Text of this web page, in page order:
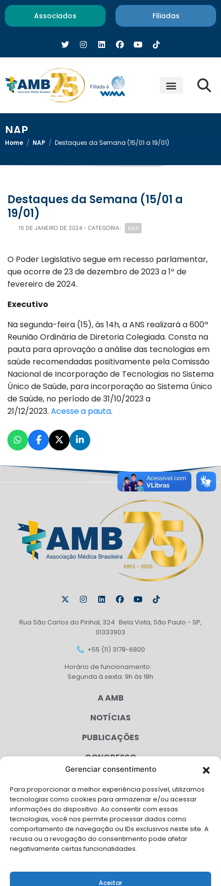
Gerenciar consentimento
Para proporcionar a melhor experiência possível, utilizamos
tecnologias como cookies para armazenar e/ou acessar
informações do dispositivo. Ao consentir com essas
tecnologias, você nos permite processar dados como
comportamento de navegação ou IDs exclusivos neste site. A
recusa ou a revogação do consentimento pode afetar
negativamente certas funcionalidades.
Aceitar
Associados Filiadas
NAP
Home / NAP / Destaques da Semana (15/01 a 19/01)
Destaques da Semana (15/01 a
19/01)
15 DE JANEIRO DE 2024 - CATEGORIA: NAP
O Poder Legislativo segue em recesso parlamentar,
que ocorre de 23 de dezembro de 2023 a 1º de
fevereiro de 2024.
Executivo
Na segunda-feira (15), às 14h, a ANS realizará a 600ª
Reunião Ordinária de Diretoria Colegiada. Consta na
pauta para aprovação a análise das tecnologias em
saúde recomendadas positivamente pela Comissão
Nacional de Incorporação de Tecnologias no Sistema
Único de Saúde, para incorporação ao Sistema Único
de Saúde, no período de 31/10/2023 a
21/12/2023. Acesse a pauta.
Rua São Carlos do Pinhal, 324 Bela Vista, São Paulo - SP,
01333903
+55 (11) 3178-6800
Horário de funcionamento:
Segunda à sexta: 9h às 18h
A AMB
NOTÍCIAS
PUBLICAÇÕES
CONGRESSO
CAMPANHAS
SERVIÇOS
FILIADAS
FALE CONOSCO